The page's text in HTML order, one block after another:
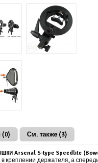
См. также (3)
Arsenal S-type Speedlite
креплении держателя, а